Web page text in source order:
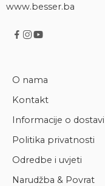
www.besser.ba
O nama
Kontakt
Informacije o dostavi
Politika privatnosti
Odredbe i uvjeti
Narudžba & Povrat